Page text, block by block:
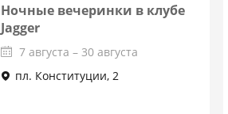
Ночные вечеринки в клубе
Jagger
7 августа – 30 августа
пл. Конституции, 2